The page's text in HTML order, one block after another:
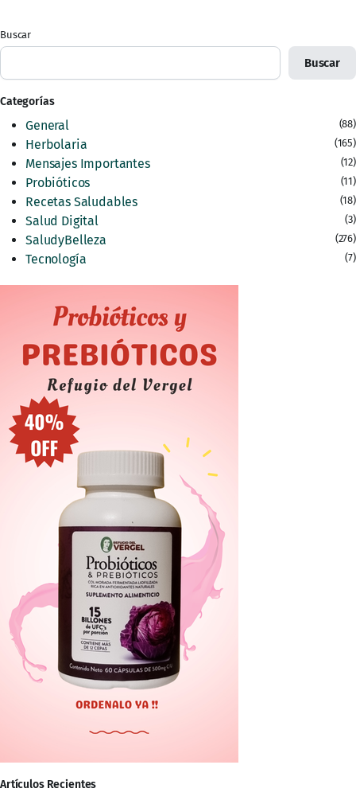
Buscar
Buscar
Categorías
General (88)
Herbolaria (165)
Mensajes Importantes (12)
Probióticos (11)
Recetas Saludables (18)
Salud Digital (3)
SaludyBelleza (276)
Tecnología (7)
Artículos Recientes